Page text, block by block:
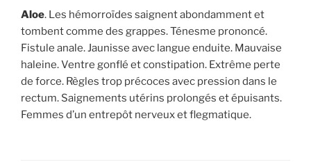
Aloe. Les hémorroïdes saignent abondamment et
tombent comme des grappes. Ténesme prononcé.
Fistule anale. Jaunisse avec langue enduite. Mauvaise
haleine. Ventre gonflé et constipation. Extrême perte
de force. Règles trop précoces avec pression dans le
rectum. Saignements utérins prolongés et épuisants.
Femmes d’un entrepôt nerveux et flegmatique.